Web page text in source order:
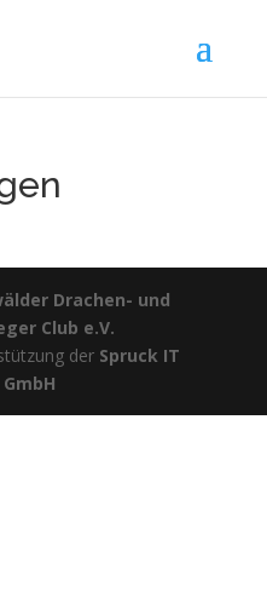
Drachen- und
Club e.V.
der Spruck IT